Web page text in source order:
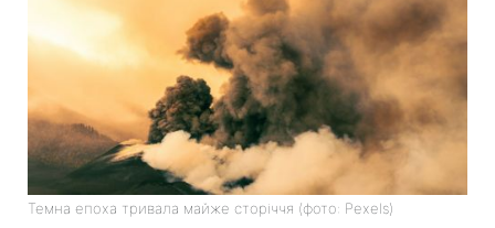
Темна епоха тривала майже сторіччя (фото: Pexels)